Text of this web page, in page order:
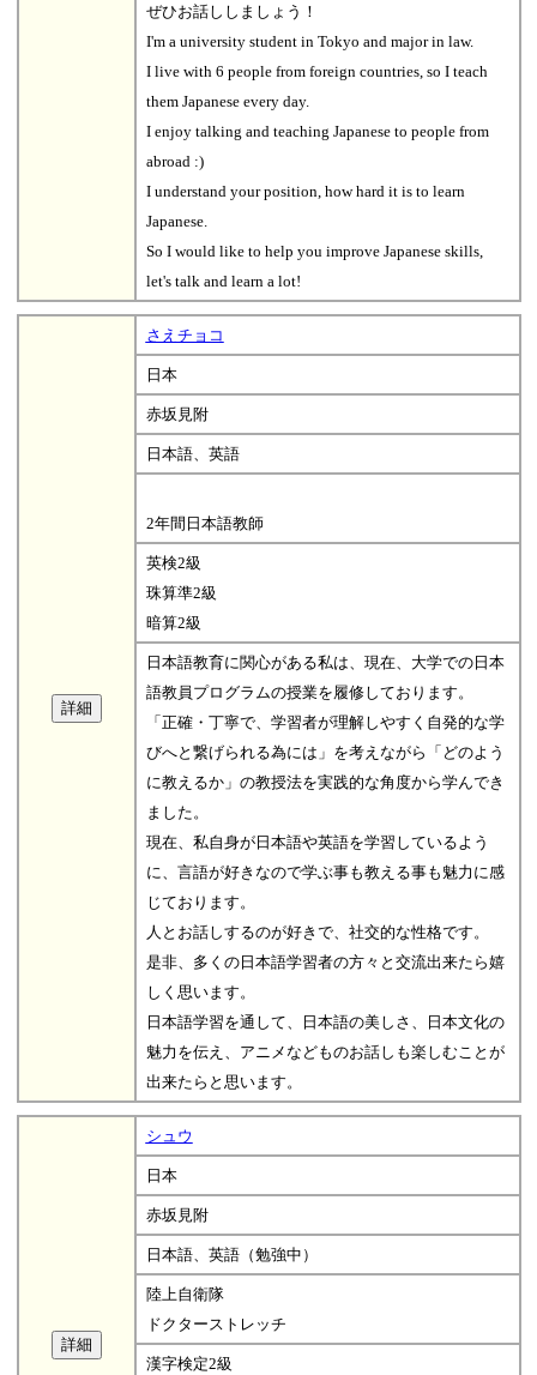
ぜひお話ししましょう！
I'm a university student in Tokyo and major in law.
I live with 6 people from foreign countries, so I teach
them Japanese every day.
I enjoy talking and teaching Japanese to people from
abroad :)
I understand your position, how hard it is to learn
Japanese.
So I would like to help you improve Japanese skills,
let's talk and learn a lot!
さえチョコ
日本
赤坂見附
日本語、英語
2年間日本語教師
英検2級
珠算準2級
暗算2級
日本語教育に関心がある私は、現在、大学での日本
語教員プログラムの授業を履修しております。
「正確・丁寧で、学習者が理解しやすく自発的な学
びへと繋げられる為には」を考えながら「どのよう
に教えるか」の教授法を実践的な角度から学んでき
ました。
現在、私自身が日本語や英語を学習しているよう
に、言語が好きなので学ぶ事も教える事も魅力に感
じております。
人とお話しするのが好きで、社交的な性格です。
是非、多くの日本語学習者の方々と交流出来たら嬉
しく思います。
日本語学習を通して、日本語の美しさ、日本文化の
魅力を伝え、アニメなどものお話しも楽しむことが
出来たらと思います。
シュウ
日本
赤坂見附
日本語、英語（勉強中）
陸上自衛隊
ドクターストレッチ
漢字検定2級